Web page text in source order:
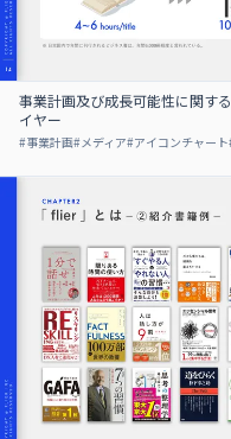
事業計画及び成⻑可能性に関す
イヤー
#事業計画#メディア#アイコンチャート